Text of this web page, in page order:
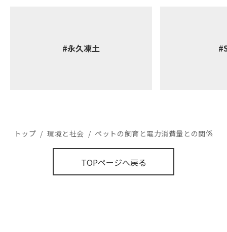
#永久凍土
トップ / 環境と社会 / ペットの飼育と電力消費量との関係
TOPページへ戻る